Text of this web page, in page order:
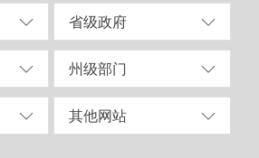
省级政府
州级部门
其他网站